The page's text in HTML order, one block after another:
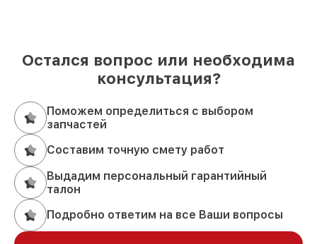
Остался вопрос или необходима
консультация?
Поможем определиться с выбором
запчастей
Составим точную смету работ
Выдадим персональный гарантийный
талон
Подробно ответим на все Ваши вопросы